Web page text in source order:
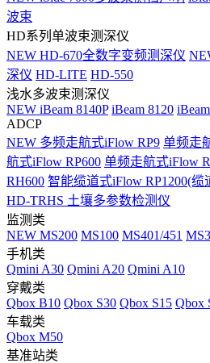
波束
HD系列单波束测深仪
NEW HD-670全数字变频测深仪
深仪 HD-LITE HD-550
浅水多波束测深仪
NEW iBeam 8140P iBeam 8120
ADCP
NEW 多频走航式iFlow RP9 单频走
航式iFlow RP600 单频走航式iFlow
RH600 智能缆道式iFlow RP1200(缆
HD-TRHS 土壤多参数检测仪
监测类
NEW MS200 MS100 MS401/451
手机类
Qmini A30 Qmini A20 Qmini A10
穿戴类
Qbox B10 Qbox S30 Qbox S15 Qbox
车载类
Qbox M50
基准站类